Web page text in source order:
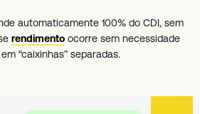
automaticamente 100% do CDI, sem
rendimento ocorre sem necessidade
“caixinhas” separadas.